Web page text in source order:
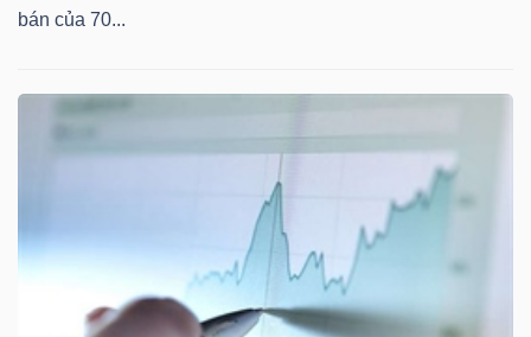
bán của 70...
CHÍNH
CÔNG
THÔNG